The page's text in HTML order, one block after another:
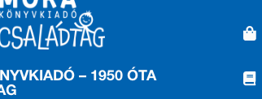
– 1950 ÓTA